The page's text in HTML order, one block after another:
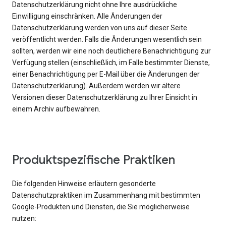
Datenschutzerklärung nicht ohne Ihre ausdrückliche
Einwilligung einschränken. Alle Änderungen der
Datenschutzerklärung werden von uns auf dieser Seite
veröffentlicht werden. Falls die Änderungen wesentlich sein
sollten, werden wir eine noch deutlichere Benachrichtigung zur
Verfügung stellen (einschließlich, im Falle bestimmter Dienste,
einer Benachrichtigung per E-Mail über die Änderungen der
Datenschutzerklärung). Außerdem werden wir ältere
Versionen dieser Datenschutzerklärung zu Ihrer Einsicht in
einem Archiv aufbewahren.
Produktspezifische Praktiken
Die folgenden Hinweise erläutern gesonderte
Datenschutzpraktiken im Zusammenhang mit bestimmten
Google-Produkten und Diensten, die Sie möglicherweise
nutzen: